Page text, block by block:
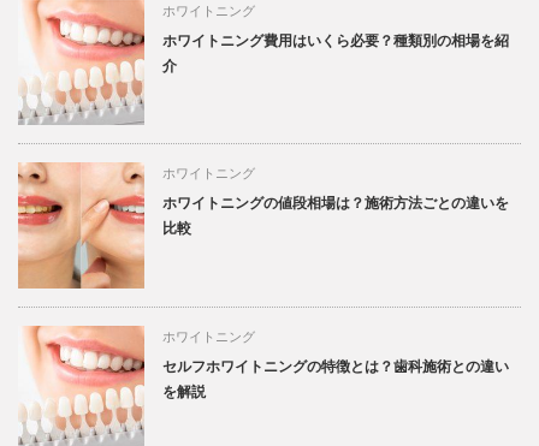
ホワイトニング
ホワイトニング費用はいくら必要？種類別の相場を紹
介
ホワイトニング
ホワイトニングの値段相場は？施術方法ごとの違いを
比較
ホワイトニング
セルフホワイトニングの特徴とは？歯科施術との違い
を解説